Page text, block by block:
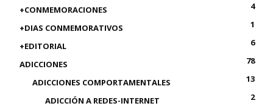
+CONMEMORACIONES
4
+DIAS CONMEMORATIVOS
1
+EDITORIAL
6
ADICCIONES
78
ADICCIONES COMPORTAMENTALES
13
ADICCIÓN A REDES-INTERNET
2